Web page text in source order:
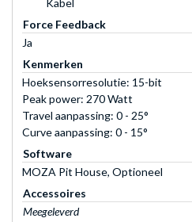
Kabel
Force Feedback
Ja
Kenmerken
Hoeksensorresolutie: 15-bit
Peak power: 270 Watt
Travel aanpassing: 0 - 25°
Curve aanpassing: 0 - 15°
Software
MOZA Pit House, Optioneel
Accessoires
Meegeleverd